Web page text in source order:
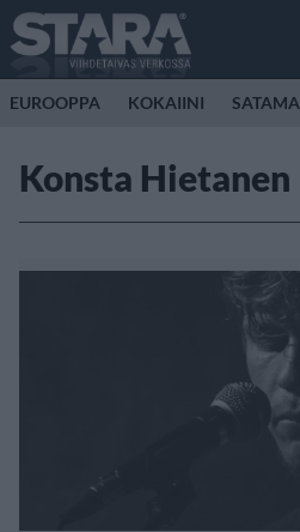
EUROOPPA KOKAIINI SATAMA
Konsta Hietanen